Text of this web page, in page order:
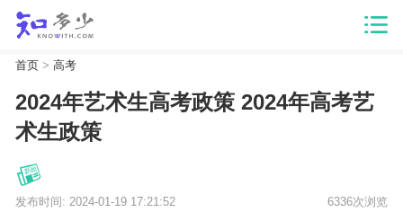
首页> 高考
2024年艺术生高考政策 2024年高考艺
术生政策
发布时间: 2024-01-19 17:21:52 6336次浏览